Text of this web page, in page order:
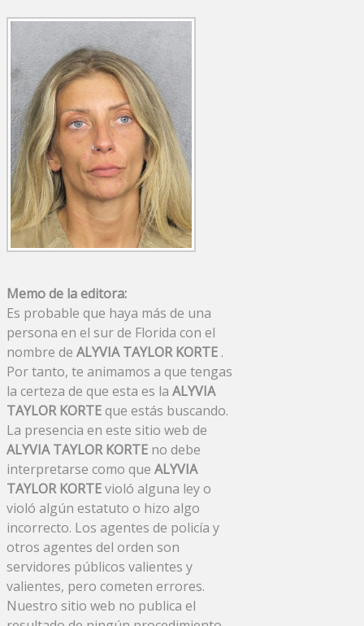
Memo de la editora:
Es probable que haya más de una
persona en el sur de Florida con el
nombre de ALYVIA TAYLOR KORTE .
Por tanto, te animamos a que tengas
la certeza de que esta es la ALYVIA
TAYLOR KORTEque estás buscando.
La presencia en este sitio web de
ALYVIA TAYLOR KORTE no debe
interpretarse como que ALYVIA
TAYLOR KORTEvioló alguna ley o
violó algún estatuto o hizo algo
incorrecto. Los agentes de policía y
otros agentes del orden son
servidores públicos valientes y
valientes, pero cometen errores.
Nuestro sitio web no publica el